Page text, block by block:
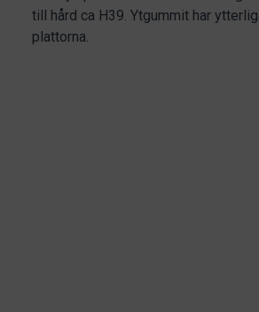
till hård ca H39. Ytgummit har
plattorna.